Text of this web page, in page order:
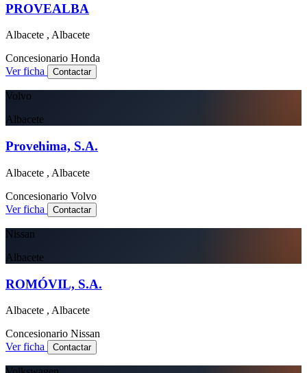
PROVEALBA
Albacete , Albacete
Concesionario Honda
Ver ficha
Contactar
Volvo
Albacete
Provehima, S.A.
Albacete , Albacete
Concesionario Volvo
Ver ficha
Contactar
Nissan
Albacete
ROMÓVIL, S.A.
Albacete , Albacete
Concesionario Nissan
Ver ficha
Contactar